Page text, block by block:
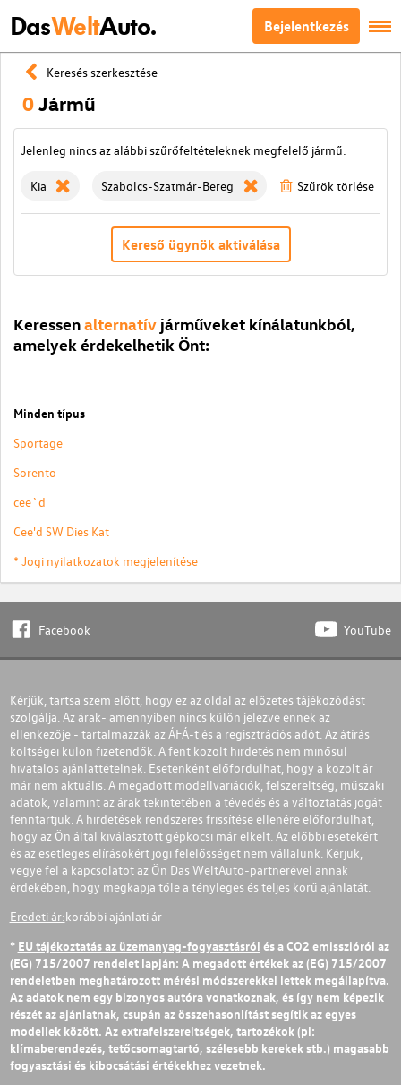
DasWeltAuto. Bejelentkezés
Keresés szerkesztése
0Jármű
Jelenleg nincs az alábbi szűrőfeltételeknek megfelelő jármű:
Kia Szabolcs-Szatmár-Bereg Szűrök törlése
Kereső ügynök aktiválása
Keressenalternatív járműveket kínálatunkból,
amelyek érdekelhetik Önt:
Minden típus
Sportage
Sorento
cee`d
Cee'd SW Dies Kat
* Jogi nyilatkozatok megjelenítése
Facebook YouTube
Kérjük, tartsa szem előtt, hogy ez az oldal az előzetes tájékozódást
szolgálja. Az árak- amennyiben nincs külön jelezve ennek az
ellenkezője - tartalmazzák az ÁFÁ-t és a regisztrációs adót. Az átírás
költségei külön fizetendők. A fent közölt hirdetés nem minősül
hivatalos ajánlattételnek. Esetenként előfordulhat, hogy a közölt ár
már nem aktuális. A megadott modellvariációk, felszereltség, műszaki
adatok, valamint az árak tekintetében a tévedés és a változtatás jogát
fenntartjuk. A hirdetések rendszeres frissítése ellenére előfordulhat,
hogy az Ön által kiválasztott gépkocsi már elkelt. Az előbbi esetekért
és az esetleges elírásokért jogi felelősséget nem vállalunk. Kérjük,
vegye fel a kapcsolatot az Ön Das WeltAuto-partnerével annak
érdekében, hogy megkapja tőle a tényleges és teljes körű ajánlatát.
Eredeti ár:korábbi ajánlati ár
* EU tájékoztatás az üzemanyag-fogyasztásról és a CO2 emisszióról az
(EG) 715/2007 rendelet lapján: A megadott értékek az (EG) 715/2007
rendeletben meghatározott mérési módszerekkel lettek megállapítva.
Az adatok nem egy bizonyos autóra vonatkoznak, és így nem képezik
részét az ajánlatnak, csupán az összehasonlítást segítik az egyes
modellek között. Az extrafelszereltségek, tartozékok (pl:
klímaberendezés, tetőcsomagtartó, szélesebb kerekek stb.) magasabb
fogyasztási és kibocsátási értékekhez vezetnek.